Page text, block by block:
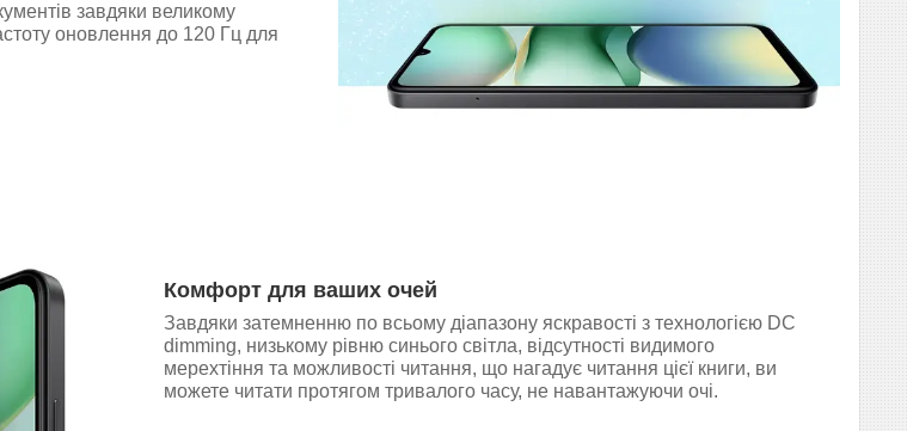
завдяки великому
оновлення до 120 Гц для
Комфорт для ваших очей
Завдяки затемненню по всьому діапазону яскравості з технологією DC
dimming, низькому рівню синього світла, відсутності видимого
мерехтіння та можливості читання, що нагадує читання цієї книги, ви
можете читати протягом тривалого часу, не навантажуючи очі.